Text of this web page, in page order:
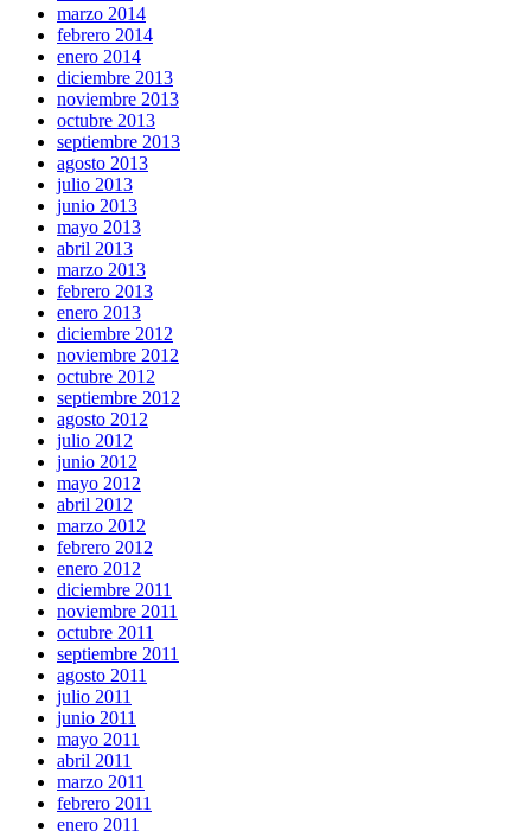
marzo 2014
febrero 2014
enero 2014
diciembre 2013
noviembre 2013
octubre 2013
septiembre 2013
agosto 2013
julio 2013
junio 2013
mayo 2013
abril 2013
marzo 2013
febrero 2013
enero 2013
diciembre 2012
noviembre 2012
octubre 2012
septiembre 2012
agosto 2012
julio 2012
junio 2012
mayo 2012
abril 2012
marzo 2012
febrero 2012
enero 2012
diciembre 2011
noviembre 2011
octubre 2011
septiembre 2011
agosto 2011
julio 2011
junio 2011
mayo 2011
abril 2011
marzo 2011
febrero 2011
enero 2011